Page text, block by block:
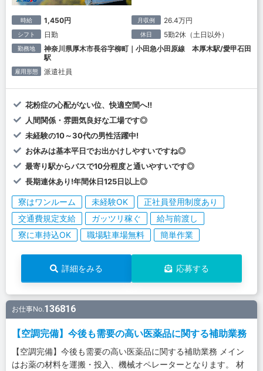
時給 1,450円 月収例 26.4万円
シフト 日勤 休日 5勤2休（土日以外）
勤務地
神奈川県厚木市長谷字柳町｜小田急小田原線 本厚木駅/愛甲石田
駅
雇用形態 派遣社員
花粉症の心配がない位、快適空間へ!!
人間関係・雰囲気良好な工場です◎
未経験の10～30代の男性活躍中!
お休みは基本平日でお出かけしやすいですね◎
最寄り駅からバスで10分程度と通いやすいです◎
長期連休あり!年間休日125日以上◎
寮はワンルーム 未経験OK
正社員登用制度あり
交通費規定支給
ガッツリ稼ぐ
給与前渡し
寮に車持込OK
職場駐車場無料 簡単作業
詳細をみる 応募する
お仕事No.136816
【空調完備】今後も需要の高い医薬品に関する補助業務
【空調完備】今後も需要の高い医薬品に関する補助業務 メイン
はお薬の材料を運搬・投入、機械オペレーターとなります。 材